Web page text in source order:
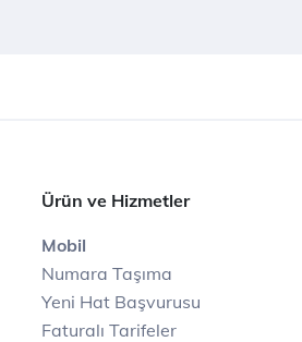
Ürün ve Hizmetler
Mobil
Numara Taşıma
Yeni Hat Başvurusu
Faturalı Tarifeler